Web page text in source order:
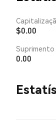
$0.00
Suprimento
0.00